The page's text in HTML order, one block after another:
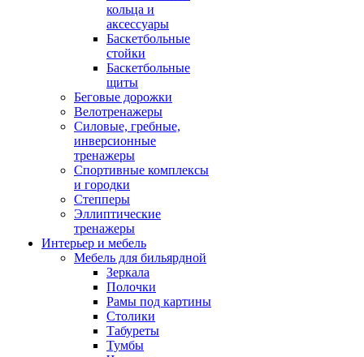
кольца и
аксессуары
Баскетбольные
стойки
Баскетбольные
щиты
Беговые дорожки
Велотренажеры
Силовые, гребные,
инверсионные
тренажеры
Спортивные комплексы
и городки
Степперы
Эллиптические
тренажеры
Интерьер и мебель
Мебель для бильярдной
Зеркала
Полочки
Рамы под картины
Столики
Табуреты
Тумбы